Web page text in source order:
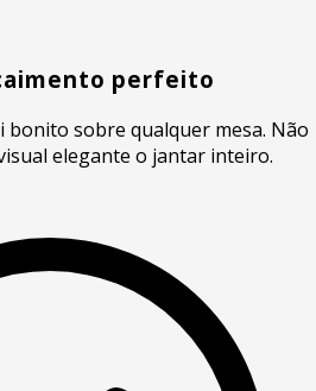
perfeito
bonito sobre qualquer mesa. Não
elegante o jantar inteiro.